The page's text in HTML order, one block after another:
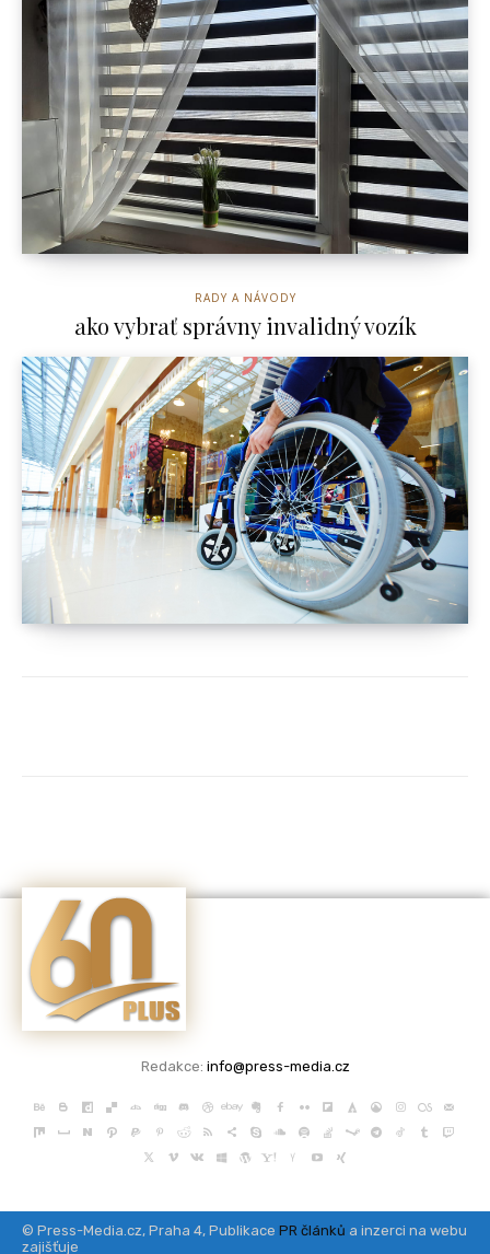
RADY A NÁVODY
ako vybrať správny invalidný vozík
Redakce: info@press-media.cz
© Press-Media.cz, Praha 4, Publikace PR článků a inzerci na webu
zajišťuje